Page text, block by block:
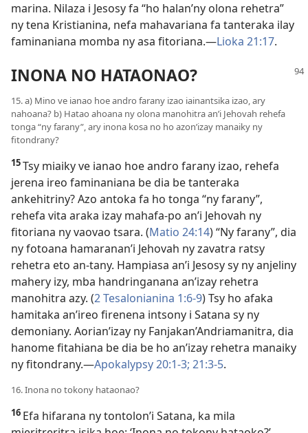
marina. Nilaza i Jesosy fa “ho halan’ny olona rehetra”
ny tena Kristianina, nefa mahavariana fa tanteraka ilay
faminaniana momba ny asa fitoriana.—Lioka 21:17.
INONA NO HATAONAO?
15. a) Mino ve ianao hoe andro farany izao iainantsika izao, ary
nahoana? b) Hatao ahoana ny olona manohitra an’i Jehovah rehefa
tonga “ny farany”, ary inona kosa no ho azon’izay manaiky ny
fitondrany?
15Tsy miaiky ve ianao hoe andro farany izao, rehefa
jerena ireo faminaniana be dia be tanteraka
ankehitriny? Azo antoka fa ho tonga “ny farany”,
rehefa vita araka izay mahafa-po an’i Jehovah ny
fitoriana ny vaovao tsara. (Matio 24:14) “Ny farany”, dia
ny fotoana hamaranan’i Jehovah ny zavatra ratsy
rehetra eto an-tany. Hampiasa an’i Jesosy sy ny anjeliny
mahery izy, mba handringanana an’izay rehetra
manohitra azy. (2 Tesalonianina 1:6-9) Tsy ho afaka
hamitaka an’ireo firenena intsony i Satana sy ny
demoniany. Aorian’izay ny Fanjakan’Andriamanitra, dia
hanome fitahiana be dia be ho an’izay rehetra manaiky
ny fitondrany.—Apokalypsy 20:1-3; 21:3-5.
16. Inona no tokony hataonao?
16 Efa hifarana ny tontolon’i Satana, ka mila